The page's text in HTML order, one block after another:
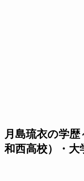
月島琉衣の学
和西高校）・大